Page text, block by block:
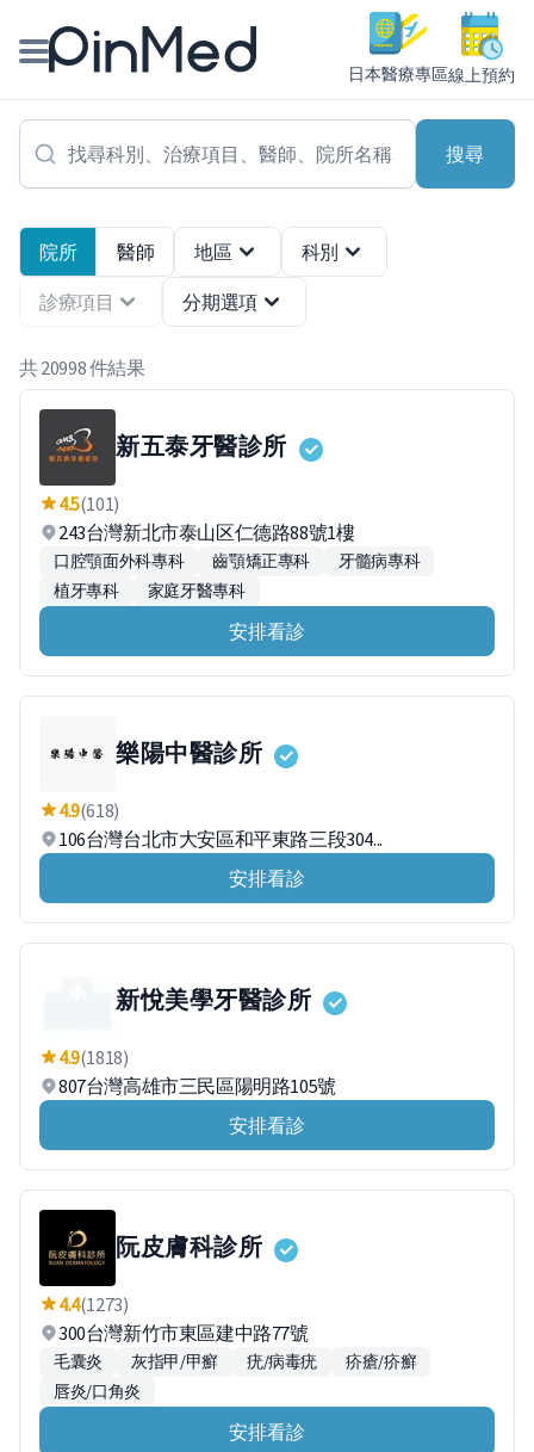
日本醫療專區線上預約
線上預約醫師、院所
醫師專欄專訪
健康主題館
我是醫療人員
搜尋
院所 醫師 地區 科別
診療項目 分期選項
共 20998 件結果
新五泰牙醫診所
4.5(101)
243台灣新北市泰山区仁德路88號1樓
口腔顎面外科專科 齒顎矯正專科
牙髓病專科
植牙專科
家庭牙醫專科
安排看診
樂陽中醫診所
4.9(618)
106台灣台北市大安區和平東路三段304...
安排看診
新悅美學牙醫診所
4.9(1818)
807台灣高雄市三民區陽明路105號
安排看診
阮皮膚科診所
4.4(1273)
300台灣新竹市東區建中路77號
毛囊炎 灰指甲/甲癬 疣/病毒疣
疥瘡/疥癬
唇炎/口角炎
安排看診
PinMed - 附近牙醫、醫美、中醫診所線上掛號預約、推薦